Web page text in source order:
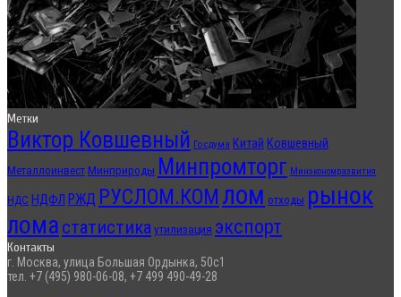
Метки
Виктор Ковшевный Госдума Китай Ковшевный
Металлоинвест Минприроды Минпромторг Минэкономразвития
НДС НДФЛ РЖД РУСЛОМ.КОМ лом отходы рынок
лома статистика утилизация экспорт
Контакты
г. Москва, улица Большая Ордынка, 50с1
тел. +7 (495) 980-06-08, +7 499 490-49-28